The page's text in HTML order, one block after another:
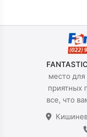
место
приятных
все, что